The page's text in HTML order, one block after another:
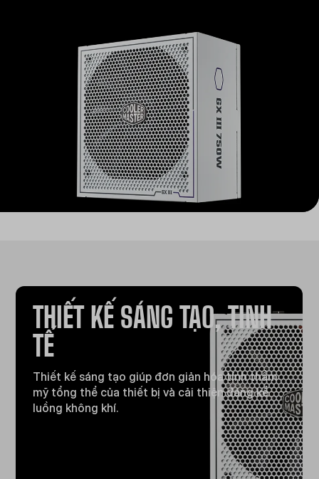
THIẾT KẾ SÁNG TẠO, TINH
TẾ
Thiết kế sáng tạo giúp đơn giản hóa tính thẩm
mỹ tổng thể của thiết bị và cải thiện đáng kể
luồng không khí.